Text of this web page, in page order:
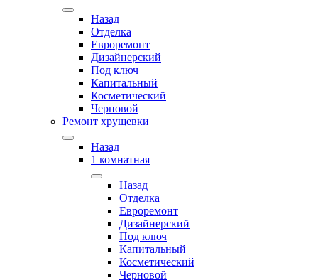
Назад
Отделка
Евроремонт
Дизайнерский
Под ключ
Капитальный
Косметический
Черновой
Ремонт хрущевки
Назад
1 комнатная
Назад
Отделка
Евроремонт
Дизайнерский
Под ключ
Капитальный
Косметический
Черновой